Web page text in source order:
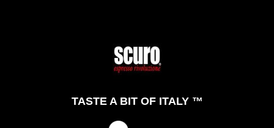
TASTE A BIT OF ITALY ™